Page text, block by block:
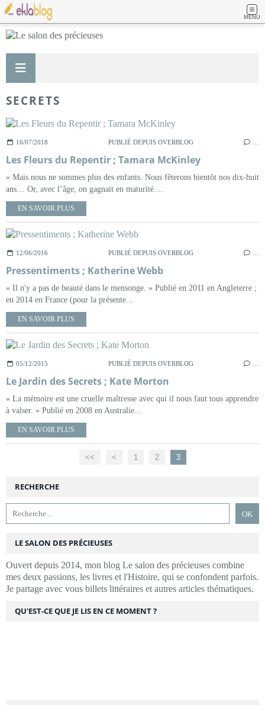
MENU
SECRETS
16/07/2018 PUBLIÉ DEPUIS OVERBLOG
Les Fleurs du Repentir ; Tamara McKinley
« Mais nous ne sommes plus des enfants. Nous fêterons bientôt nos dix-huit
ans… Or, avec l’âge, on gagnait en maturité....
EN SAVOIR PLUS
12/06/2016 PUBLIÉ DEPUIS OVERBLOG
Pressentiments ; Katherine Webb
« Il n'y a pas de beauté dans le mensonge. » Publié en 2011 en Angleterre ;
en 2014 en France (pour la présente...
EN SAVOIR PLUS
05/12/2015 PUBLIÉ DEPUIS OVERBLOG
Le Jardin des Secrets ; Kate Morton
« La mémoire est une cruelle maîtresse avec qui il nous faut tous apprendre
à valser. » Publié en 2008 en Australie...
EN SAVOIR PLUS
<< < 1 2 3
RECHERCHE
LE SALON DES PRÉCIEUSES
Ouvert depuis 2014, mon blog Le salon des précieuses combine
mes deux passions, les livres et l'Histoire, qui se confondent parfois.
Je partage avec vous billets littéraires et autres articles thématiques.
QU'EST-CE QUE JE LIS EN CE MOMENT ?